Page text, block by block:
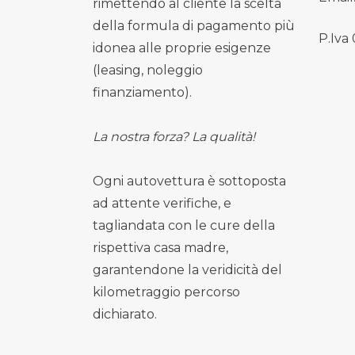
rimettendo al cliente la scelta
della formula di pagamento più
idonea alle proprie esigenze
(leasing, noleggio
finanziamento).
La nostra forza? La qualità!
Ogni autovettura è sottoposta
ad attente verifiche, e
tagliandata con le cure della
rispettiva casa madre,
garantendone la veridicità del
kilometraggio percorso
dichiarato.
P.Iva